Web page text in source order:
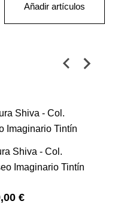
Añadir artículos
Shiva - Col.
Imaginario Tintín
€